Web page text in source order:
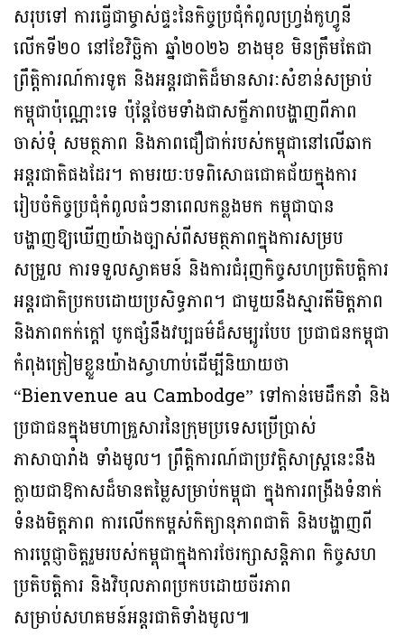
សរុបទៅ ការធ្វើជាម្ចាស់ផ្ទះនៃកិច្ចប្រជុំកំពូលហ្វ្រង់កូហ្វូនី
លើកទី២០ នៅខែវិច្ឆិកា ឆ្នាំ២០២៦ ខាងមុខ មិនត្រឹមតែជា
ព្រឹត្តិការណ៍ការទូត និងអន្តរជាតិដ៏មានសារៈសំខាន់សម្រាប់
កម្ពុជាប៉ុណ្ណោះទេ ប៉ុន្តែថែមទាំងជាសក្ខីភាពបង្ហាញពីភាព
ចាស់ទុំ សមត្ថភាព និងភាពជឿជាក់របស់កម្ពុជានៅលើឆាក
អន្តរជាតិផងដែរ។ តាម​រយៈបទពិសោធជោគជ័យក្នុងការ
រៀបចំកិច្ចប្រជុំកំពូលធំៗនាពេលកន្លងមក កម្ពុជាបាន
បង្ហាញឱ្យឃើញយ៉ាងច្បាស់ពីសមត្ថភាពក្នុងការសម្រប
សម្រួល ការទទួលស្វាគមន៍ និងការជំរុញកិច្ចសហប្រតិបត្តិការ
អន្តរជាតិប្រកបដោយប្រសិទ្ធភាព។ ជាមួយនឹងស្មារតីមិត្តភាព
និងភាពកក់ក្តៅ បូកផ្សំនឹងវប្បធម៌ដ៏សម្បូរបែប ប្រជាជនកម្ពុជា
កំពុងត្រៀមខ្លួនយ៉ាងស្វាហាប់ដើម្បីនិយាយថា
“Bienvenue au Cambodge” ទៅកាន់មេដឹកនាំ និង
ប្រជាជនក្នុងមហាគ្រួសារនៃក្រុមប្រទេសប្រើប្រាស់
ភាសាបារាំង ទាំងមូល។ ព្រឹត្តិការណ៍ជាប្រវត្តិសាស្ត្រនេះនឹង
ក្លាយជាឱកាសដ៏មានតម្លៃសម្រាប់កម្ពុជា ក្នុងការពង្រឹងទំនាក់
ទំនងមិត្តភាព ការលើកកម្ពស់កិត្យានុភាពជាតិ និងបង្ហាញពី
ការប្តេជ្ញាចិត្តរួមរបស់កម្ពុជាក្នុងការថែរក្សាសន្តិភាព កិច្ចសហ
ប្រតិបត្តិការ និងវិបុលភាពប្រកបដោយចីរភាព
សម្រាប់សហគមន៍អន្តរជាតិទាំងមូល៕